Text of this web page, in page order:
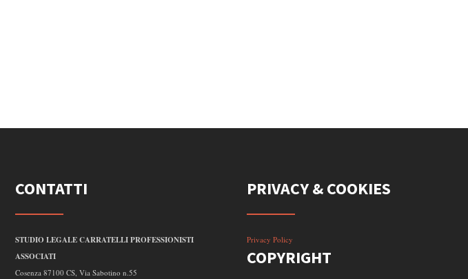
CONTATTI
STUDIO LEGALE CARRATELLI PROFESSIONISTI
ASSOCIATI
Cosenza 87100 CS, Via Sabotino n.55
PRIVACY & COOKIES
Privacy Policy
COPYRIGHT